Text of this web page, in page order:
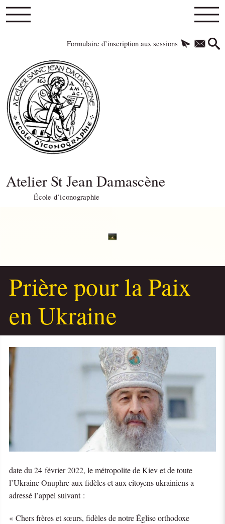
Formulaire d’inscription aux sessions
Atelier St Jean Damascène
École d’iconographie
Prière pour la Paix
en Ukraine
date du 24 février 2022, le métropolite de Kiev et de toute
l’Ukraine Onuphre aux fidèles et aux citoyens ukrainiens a
adressé l’appel suivant :
« Chers frères et sœurs, fidèles de notre Église orthodoxe